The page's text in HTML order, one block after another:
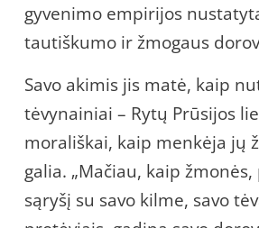
gyvenimo empirijos
tautiškumo ir žmogaus
Savo akimis jis matė, kaip
tėvynainiai – Rytų Prūsijos
morališkai, kaip menkėja jų
galia. „Mačiau, kaip
sąryšį su savo kilme, savo